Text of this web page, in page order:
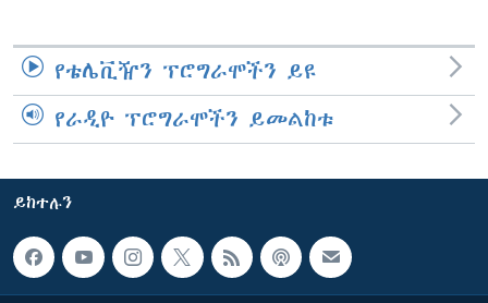
የቴሌቪዥን ፕሮግራሞችን ይዩ
የራዲዮ ፕሮግራሞችን ይመልከቱ
ይከተሉን